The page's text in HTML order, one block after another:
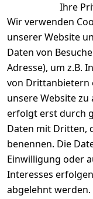
Ihre
Wir verwenden
unserer Website
Daten von
Adresse), um z.B.
von Drittanbietern
unsere Website
erfolgt erst durch
Daten mit Dritten,
benennen. Die
Einwilligung oder
Interesses
abgelehnt werden.
Rechtliches
Impressum
Datenschutze